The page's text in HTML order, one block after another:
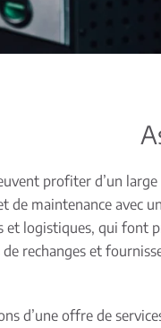
profiter d’un
de maintenance avec
et logistiques, qui font
rechanges et
d’une offre de